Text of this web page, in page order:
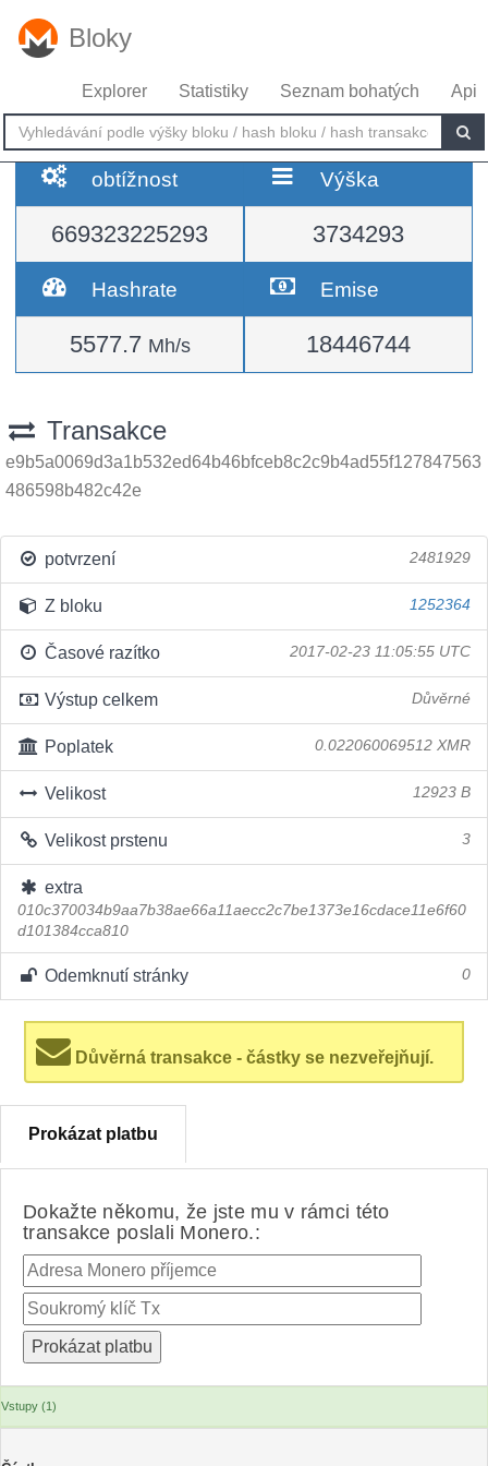
Bloky
Explorer Statistiky Seznam bohatých Api
obtížnost
669323225293
Výška
3734293
Hashrate
5577.7 Mh/s
Emise
18446744
Transakce
e9b5a0069d3a1b532ed64b46bfceb8c2c9b4ad55f127847563
486598b482c42e
potvrzení 2481929
Z bloku 1252364
Časové razítko 2017-02-23 11:05:55 UTC
Výstup celkem Důvěrné
Poplatek 0.022060069512 XMR
Velikost 12923 B
Velikost prstenu 3
extra
010c370034b9aa7b38ae66a11aecc2c7be1373e16cdace11e6f60
d101384cca810
Odemknutí stránky 0
Důvěrná transakce - částky se nezveřejňují.
Prokázat platbu
Dokažte někomu, že jste mu v rámci této
transakce poslali Monero.:
Vstupy (1)